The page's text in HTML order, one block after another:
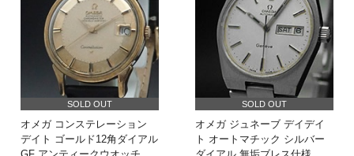
SOLD OUT
オメガ コンステレーション
デイト ゴールド12角ダイアル
SOLD OUT
オメガ ジュネーブ デイデイ
ト オートマチック シルバー